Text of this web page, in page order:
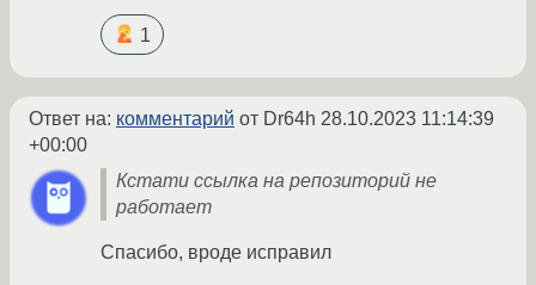
1
Ответ на: комментарий от Dr64h 28.10.2023 11:14:39
+00:00
Кстати ссылка на репозиторий не
работает
Спасибо, вроде исправил